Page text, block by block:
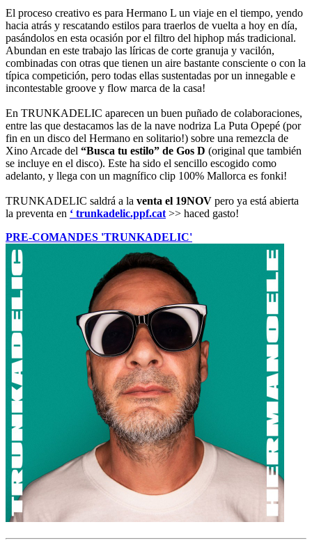
El proceso creativo es para Hermano L un viaje en el tiempo, yendo
hacia atrás y rescatando estilos para traerlos de vuelta a hoy en día,
pasándolos en esta ocasión por el filtro del hiphop más tradicional.
Abundan en este trabajo las líricas de corte granuja y vacilón,
combinadas con otras que tienen un aire bastante consciente o con la
típica competición, pero todas ellas sustentadas por un innegable e
incontestable groove y flow marca de la casa!
En TRUNKADELIC aparecen un buen puñado de colaboraciones,
entre las que destacamos las de la nave nodriza La Puta Opepé (por
fin en un disco del Hermano en solitario!) sobre una remezcla de
Xino Arcade del “Busca tu estilo” de Gos D (original que también
se incluye en el disco). Este ha sido el sencillo escogido como
adelanto, y llega con un magnífico clip 100% Mallorca es fonki!
TRUNKADELIC saldrá a la venta el 19NOV pero ya está abierta
la preventa en ‘ trunkadelic.ppf.cat >> haced gasto!
PRE-COMANDES 'TRUNKADELIC'